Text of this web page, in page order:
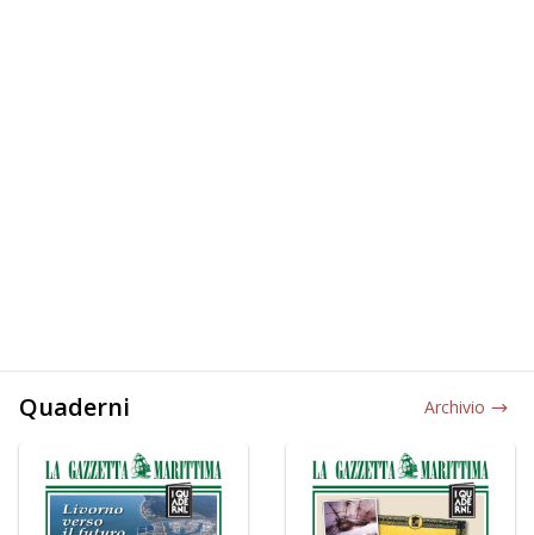
Quaderni Archivio